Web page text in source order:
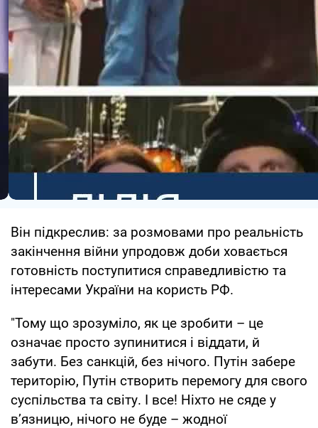
Він підкреслив: за розмовами про реальність
закінчення війни упродовж доби ховається
готовність поступитися справедливістю та
інтересами України на користь РФ.
"Тому що зрозуміло, як це зробити – це
означає просто зупинитися і віддати, й
забути. Без санкцій, без нічого. Путін забере
територію, Путін створить перемогу для свого
суспільства та світу. І все! Ніхто не сяде у
в’язницю, нічого не буде – жодної